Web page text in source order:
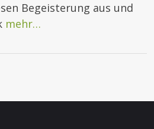
Begeisterung aus und
mehr…